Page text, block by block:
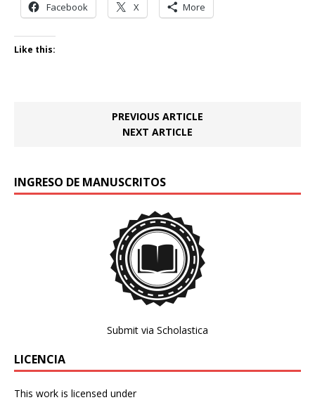
Facebook X More
Like this:
PREVIOUS ARTICLE
NEXT ARTICLE
INGRESO DE MANUSCRITOS
Submit via Scholastica
LICENCIA
This work is licensed under